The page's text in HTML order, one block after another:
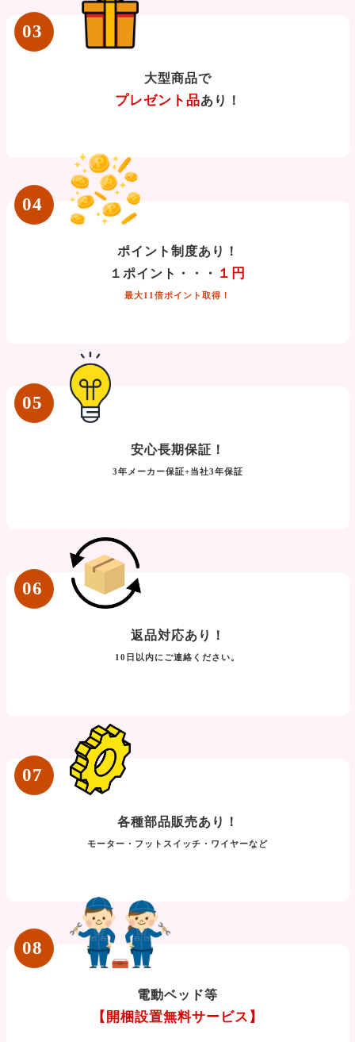
03
大型商品で
プレゼント品あり！
04
ポイント制度あり！
１ポイント・・・
１円
最大11倍ポイント取得！
05
安心長期保証！
3年メーカー保証+当社3年保証
06
返品対応あり！
10日以内にご連絡ください。
07
各種部品販売あり！
モーター・フットスイッチ・ワイヤーなど
08
電動ベッド等
【開梱設置無料サービス】